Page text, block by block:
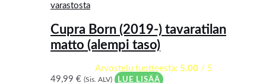
varastosta
Cupra Born (2019-) tavaratilan
matto (alempi taso)
Arvostelu tuotteesta: 5.00/ 5
49,99€ (Sis. ALV)
LUE LISÄÄ